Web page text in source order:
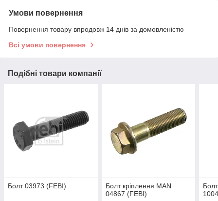
Умови повернення
Повернення товару впродовж 14 днів за домовленістю
Всі умови повернення
Подібні товари компанії
Болт 03973 (FEBI)
Болт кріплення MAN
04867 (FEBI)